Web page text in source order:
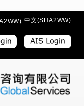
中文(SHA2WW)